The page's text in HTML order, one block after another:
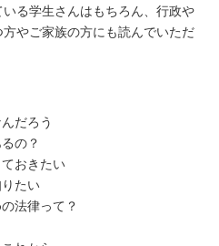
る学生さんはもちろん、行政や
やご家族の方にも読んでいただ
だろう
の？
おきたい
たい
法律って？